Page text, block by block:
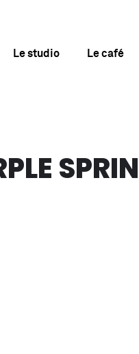
Le studio Le café